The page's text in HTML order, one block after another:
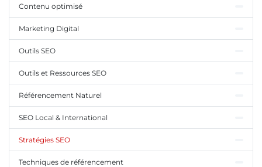
Contenu optimisé
Marketing Digital
Outils SEO
Outils et Ressources SEO
Référencement Naturel
SEO Local & International
Stratégies SEO
Techniques de référencement